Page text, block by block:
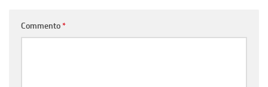
Commento*